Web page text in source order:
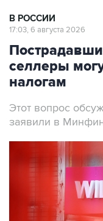
В РОССИИ
17:03, 6 августа 2026
селлеры
налогам
Этот вопрос
заявили в